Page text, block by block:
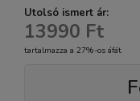
Utolsó ismert ár:
13990 Ft
tartalmazza a 27%-os áfát